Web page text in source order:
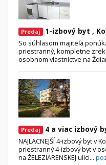
Predaj 1-izbový byt ,
So súhlasom majiteľa
priestranný, kompletne
osobnom vlastníctve na
Predaj 4 a viac izbový
NAJLACNEJŠÍ 4-izbový byt v
priestranný 4-izbový byt v
na ŽELEZIARENSKEJ ulici...